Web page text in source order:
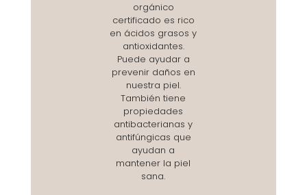
orgánico
certificado es rico
en ácidos grasos y
antioxidantes.
Puede ayudar a
prevenir daños en
nuestra piel.
También tiene
propiedades
antibacterianas y
antifúngicas que
ayudan a
mantener la piel
sana.